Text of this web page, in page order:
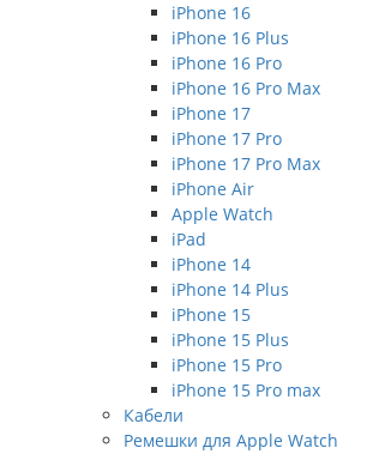
iPhone 16
iPhone 16 Plus
iPhone 16 Pro
iPhone 16 Pro Max
iPhone 17
iPhone 17 Pro
iPhone 17 Pro Max
iPhone Air
Apple Watch
iPad
iPhone 14
iPhone 14 Plus
iPhone 15
iPhone 15 Plus
iPhone 15 Pro
iPhone 15 Pro max
Кабели
Ремешки для Apple Watch